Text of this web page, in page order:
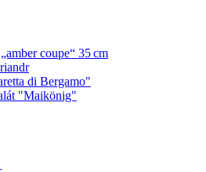
coupe“ 35 cm
di Bergamo"
"Maikönig"